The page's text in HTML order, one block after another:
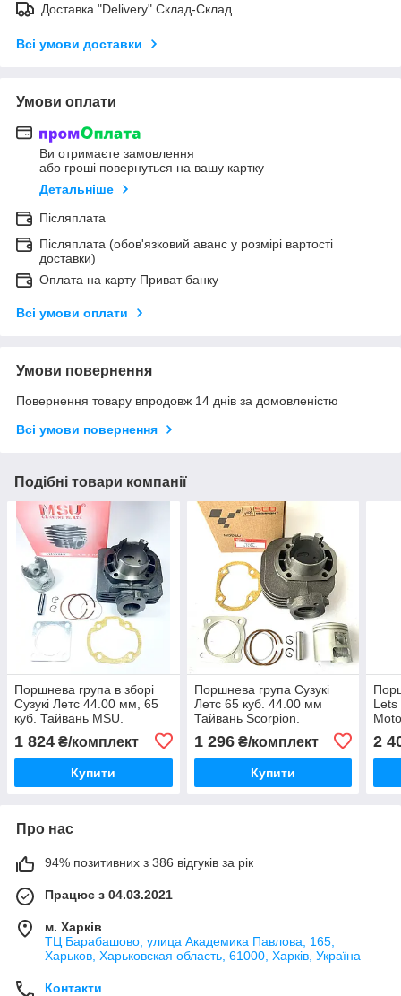
Доставка "Delivery" Склад-Склад
Всі умови доставки
Умови оплати
Ви отримаєте замовлення
або гроші повернуться на вашу картку
Детальніше
Післяплата
Післяплата (обов'язковий аванс у розмірі вартості
доставки)
Оплата на карту Приват банку
Всі умови оплати
Умови повернення
Повернення товару впродовж 14 днів за домовленістю
Всі умови повернення
Подібні товари компанії
Поршнева група в зборі
Сузукі Летс 44.00 мм, 65
куб. Тайвань MSU.
1 824 ₴/комплект
Купити
Поршнева група Сузукі
Летс 65 куб. 44.00 мм
Тайвань Scorpion.
1 296₴/комплект
Купити
Lets
2
Про нас
94% позитивних з 386 відгуків за рік
Працює з 04.03.2021
м. Харків
ТЦ Барабашово, улица Академика Павлова, 165,
Харьков, Харьковская область, 61000, Харків, Україна
Контакти